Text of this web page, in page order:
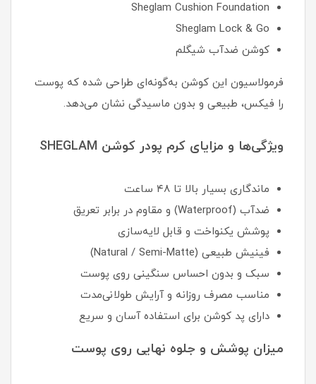
Sheglam Cushion Foundation
Sheglam Lock & Go
کوشن ضدآب شیگلم
فرمولاسیون این کوشن به‌گونه‌ای طراحی شده که پوست
را فیکس، طبیعی و بدون ماسیدگی نشان می‌دهد.
ویژگی‌ها و مزایای کرم پودر کوشن SHEGLAM
ماندگاری بسیار بالا تا ۴۸ ساعت
ضدآب (Waterproof) و مقاوم در برابر تعریق
پوشش یکنواخت و قابل لایه‌سازی
فینیش طبیعی (Natural / Semi-Matte)
سبک و بدون احساس سنگینی روی پوست
مناسب مصرف روزانه و آرایش طولانی‌مدت
دارای پد کوشن برای استفاده آسان و سریع
میزان پوشش و جلوه نهایی روی پوست